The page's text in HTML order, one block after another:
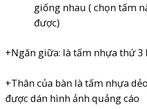
giống nhau ( chọn tấm
được)
+Ngăn giữa: là tấm nhựa thứ 3
+Thân của bàn là tấm nhựa
được dán hình ảnh quảng cáo